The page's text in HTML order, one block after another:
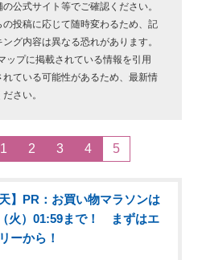
公式サイト等でご確認ください。
の投稿に応じて随時変わるため、記
グ内容は異なる恐れがあります。
ップに掲載されている情報を引用
ている可能性があるため、最新情
さい。
1 2 3 4 5
天】PR：お買い物マラソンは
火）01:59まで！ まずはエ
ーから！